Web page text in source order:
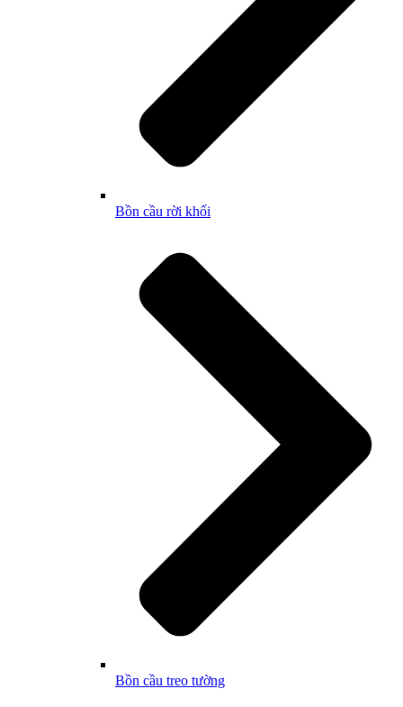
Bồn cầu rời khối
Bồn cầu treo tường